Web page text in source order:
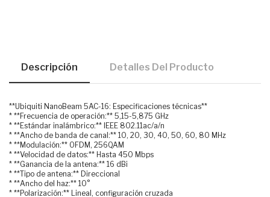
Descripción Detalles Del Producto
**Ubiquiti NanoBeam 5AC-16: Especificaciones técnicas**
* **Frecuencia de operación:** 5,15-5,875 GHz
* **Estándar inalámbrico:** IEEE 802.11ac/a/n
* **Ancho de banda de canal:** 10, 20, 30, 40, 50, 60, 80 MHz
* **Modulación:** OFDM, 256QAM
* **Velocidad de datos:** Hasta 450 Mbps
* **Ganancia de la antena:** 16 dBi
* **Tipo de antena:** Direccional
* **Ancho del haz:** 10°
* **Polarización:** Lineal, configuración cruzada